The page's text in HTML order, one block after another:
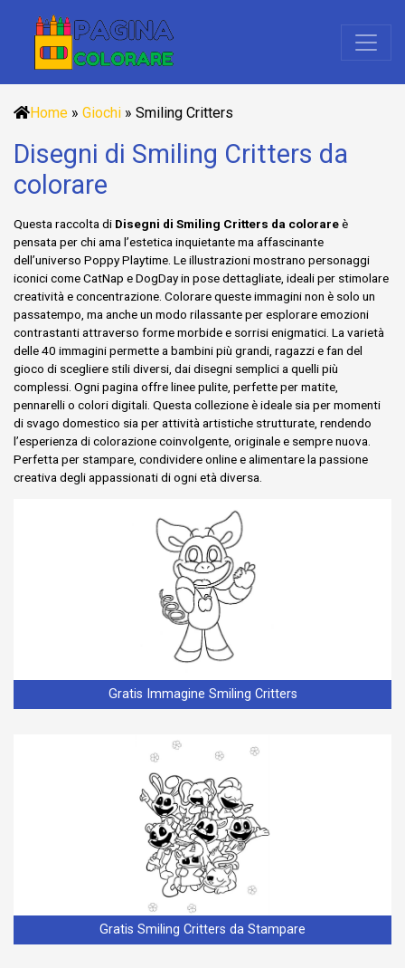
Home » Giochi » Smiling Critters
Disegni di Smiling Critters da
colorare
Questa raccolta di Disegni di Smiling Critters da colorareè
pensata per chi ama l’estetica inquietante ma affascinante
dell’universo Poppy Playtime. Le illustrazioni mostrano personaggi
iconici come CatNap e DogDay in pose dettagliate, ideali per stimolare
creatività e concentrazione. Colorare queste immagini non è solo un
passatempo, ma anche un modo rilassante per esplorare emozioni
contrastanti attraverso forme morbide e sorrisi enigmatici. La varietà
delle 40 immagini permette a bambini più grandi, ragazzi e fan del
gioco di scegliere stili diversi, dai disegni semplici a quelli più
complessi. Ogni pagina offre linee pulite, perfette per matite,
pennarelli o colori digitali. Questa collezione è ideale sia per momenti
di svago domestico sia per attività artistiche strutturate, rendendo
l’esperienza di colorazione coinvolgente, originale e sempre nuova.
Perfetta per stampare, condividere online e alimentare la passione
creativa degli appassionati di ogni età diversa.
Gratis Immagine Smiling Critters
Gratis Smiling Critters da Stampare